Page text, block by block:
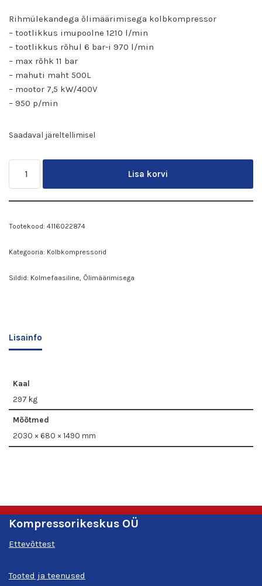
Rihmülekandega õlimäärimisega kolbkompressor
– tootlikkus imupoolne 1210 l/min
– tootlikkus rõhul 6 bar-i 970 l/min
– max rõhk 11 bar
– mahuti maht 500L
– mootor 7,5 kW/400V
– 950 p/min
Saadaval järeltellimisel
Lisa korvi
Tootekood: 4116022874
Kategooria: Kolbkompressorid
Sildid: Kolmefaasiline, Õlimäärimisega
Lisainfo
Kaal
297 kg
Mõõtmed
2030 × 680 × 1490 mm
Kompressorikeskus OÜ
Ettevõttest
Tooted ja teenused